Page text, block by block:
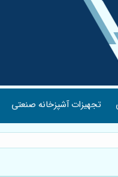
تجهیزات آشپزخانه صنعتی